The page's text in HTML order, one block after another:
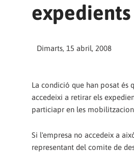
Dimarts, 15 abril, 2008
La condició que han posat és
accedeixi a retirar els
particiapr en les
Si l'empresa no accedeix a
representant del comite de